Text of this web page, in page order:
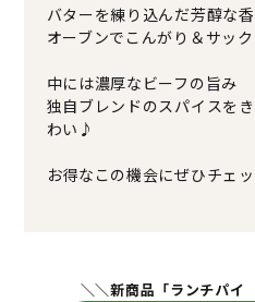
バターを練り込んだ芳醇な
オーブンでこんがり＆サック
中には濃厚なビーフの旨み
独自ブレンドのスパイスを
わい♪
お得なこの機会にぜひチェ
＼＼新商品「ランチパ